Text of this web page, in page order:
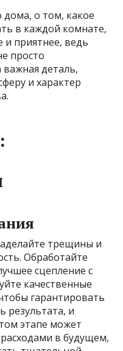
дома, о том, какое
в каждой комнате,
и приятнее, ведь
просто
деталь,
и характер
трещины и
Обработайте
сцепление с
качественные
гарантировать
результата, и
этапе может
в будущем,